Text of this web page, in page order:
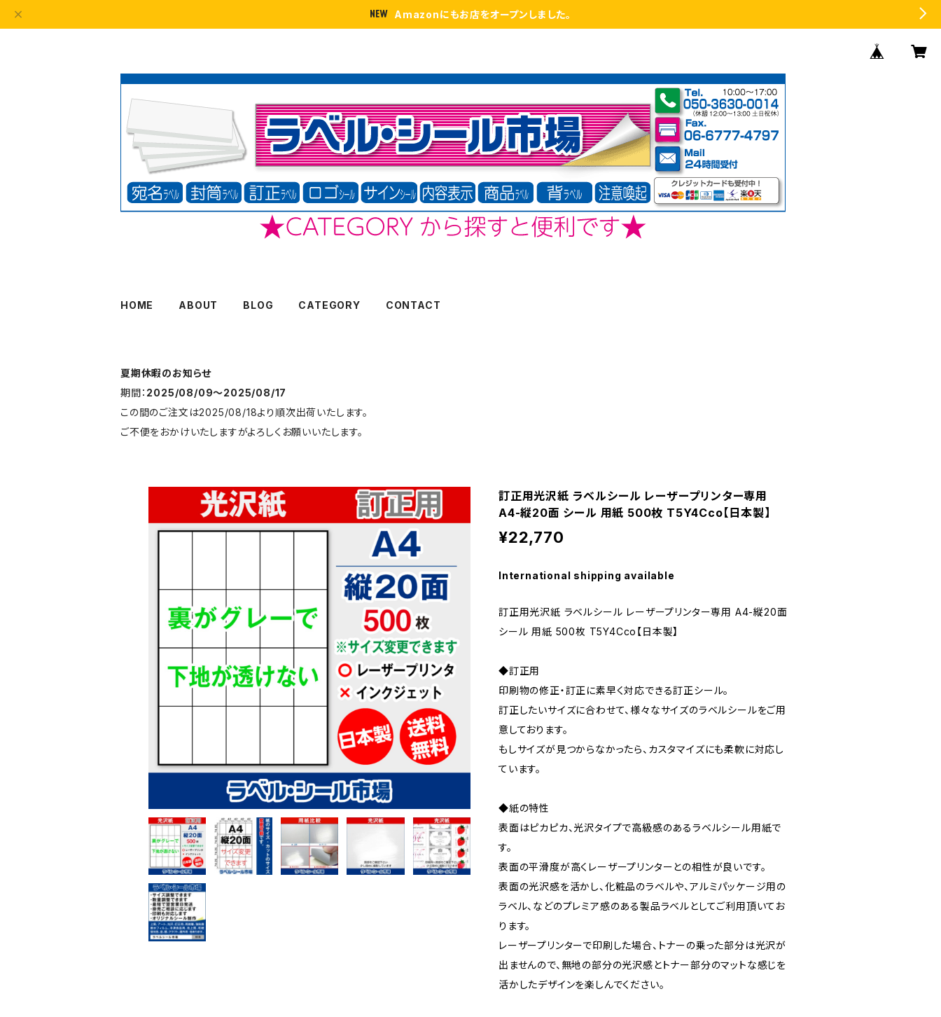
Amazonにもお店をオープンしました。
HOME ABOUT BLOG CATEGORY CONTACT
夏期休暇のお知らせ
期間： 2025/08/09〜2025/08/17
この間のご注文は2025/08/18より順次出荷いたします。
ご不便をおかけいたしますがよろしくお願いいたします。
訂正用光沢紙 ラベルシール レーザープリンター専用
A4-縦20面 シール 用紙 500枚 T5Y4Cco【日本製】
¥22,770
International shipping available
訂正用光沢紙 ラベルシール レーザープリンター専用 A4-縦20面
シール 用紙 500枚 T5Y4Cco【日本製】
◆訂正用
印刷物の修正・訂正に素早く対応できる訂正シール。
訂正したいサイズに合わせて、様々なサイズのラベルシールをご用
意しております。
もしサイズが見つからなかったら、カスタマイズにも柔軟に対応し
ています。
◆紙の特性
表面はピカピカ、光沢タイプで高級感のあるラベルシール用紙で
す。
表面の平滑度が高くレーザープリンターとの相性が良いです。
表面の光沢感を活かし、化粧品のラベルや、アルミパッケージ用の
ラベル、などのプレミア感のある製品ラベルとしてご利用頂いてお
ります。
レーザープリンターで印刷した場合、トナーの乗った部分は光沢が
出ませんので、無地の部分の光沢感とトナー部分のマットな感じを
活かしたデザインを楽しんでください。